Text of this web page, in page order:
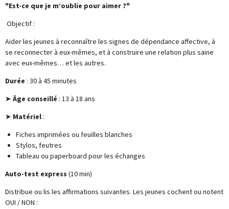
"Est-ce que je m’oublie pour aimer ?"
Objectif :
Aider les jeunes à reconnaître les signes de dépendance affective, à
se reconnecter à eux-mêmes, et à construire une relation plus saine
avec eux-mêmes… et les autres.
Durée : 30 à 45 minutes
➤ Âge conseillé : 13 à 18 ans
➤ Matériel :
Fiches imprimées ou feuilles blanches
Stylos, feutres
Tableau ou paperboard pour les échanges
Auto-test express (10 min)
Distribue ou lis les affirmations suivantes. Les jeunes cochent ou notent
OUI / NON :